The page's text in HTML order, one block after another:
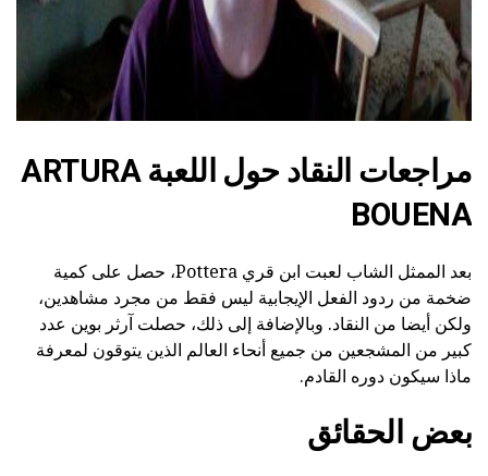
مراجعات النقاد حول اللعبة ARTURA
BOUENA
بعد الممثل الشاب لعبت ابن قري Pottera، حصل على كمية
ضخمة من ردود الفعل الإيجابية ليس فقط من مجرد مشاهدين،
ولكن أيضا من النقاد. وبالإضافة إلى ذلك، حصلت آرثر بوين عدد
كبير من المشجعين من جميع أنحاء العالم الذين يتوقون لمعرفة
ماذا سيكون دوره القادم.
بعض الحقائق